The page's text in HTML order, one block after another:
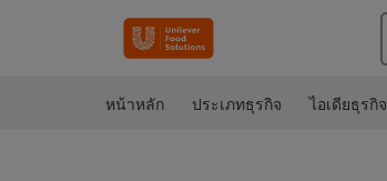
หน้าหลัก ประเภทธุรกิจ ไอเดียธุรกิจ